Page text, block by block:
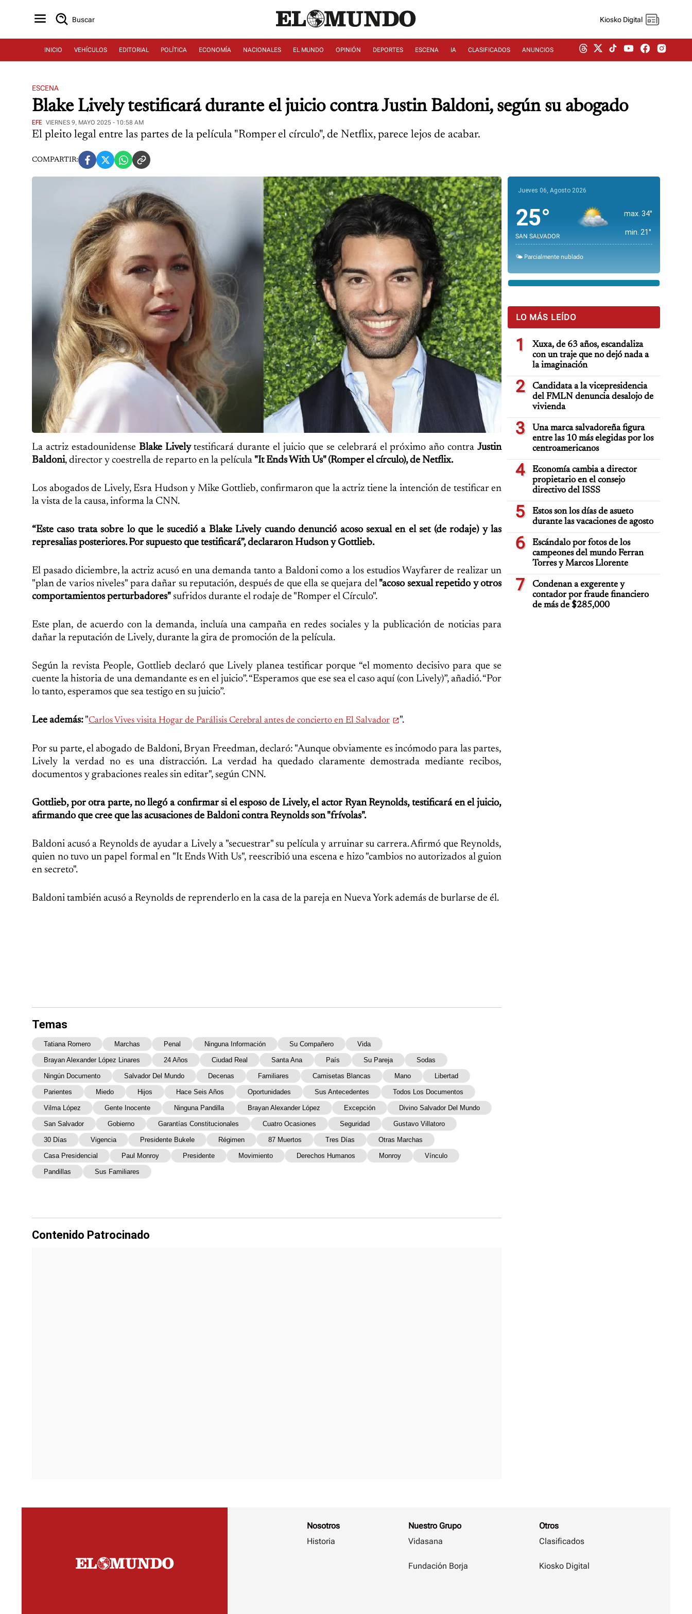
Buscar Kiosko Digital
INICIO VEHÍCULOS EDITORIAL POLÍTICA ECONOMÍA NACIONALES EL MUNDO OPINIÓN DEPORTES ESCENA IA CLASIFICADOS ANUNCIOS
ESCENA
Blake Lively testificará durante el juicio contra Justin Baldoni, según su abogado
EFE VIERNES 9, MAYO 2025 - 10:58 AM
El pleito legal entre las partes de la película "Romper el círculo", de Netflix, parece lejos de acabar.
COMPARTIR:
La actriz estadounidense Blake Livelytestificará durante el juicio que se celebrará el próximo año contra Justin
Baldoni, director y coestrella de reparto en la película "It Ends With Us" (Romper el círculo), de Netflix.
Los abogados de Lively, Esra Hudson y Mike Gottlieb, confirmaron que la actriz tiene la intención de testificar en
la vista de la causa, informa la CNN.
“Este caso trata sobre lo que le sucedió a Blake Lively cuando denunció acoso sexual en el set (de rodaje) y las
represalias posteriores. Por supuesto que testificará”, declararon Hudson y Gottlieb.
El pasado diciembre, la actriz acusó en una demanda tanto a Baldoni como a los estudios Wayfarer de realizar un
"plan de varios niveles" para dañar su reputación, después de que ella se quejara del"acoso sexual repetido y otros
comportamientos perturbadores" sufridos durante el rodaje de "Romper el Círculo".
Este plan, de acuerdo con la demanda, incluía una campaña en redes sociales y la publicación de noticias para
dañar la reputación de Lively, durante la gira de promoción de la película.
Según la revista People, Gottlieb declaró que Lively planea testificar porque “el momento decisivo para que se
cuente la historia de una demandante es en el juicio”. “Esperamos que ese sea el caso aquí (con Lively)”, añadió. “Por
lo tanto, esperamos que sea testigo en su juicio”.
Lee además: "Carlos Vives visita Hogar de Parálisis Cerebral antes de concierto en El Salvador ".
Por su parte, el abogado de Baldoni, Bryan Freedman, declaró: "Aunque obviamente es incómodo para las partes,
Lively la verdad no es una distracción. La verdad ha quedado claramente demostrada mediante recibos,
documentos y grabaciones reales sin editar", según CNN.
Gottlieb, por otra parte, no llegó a confirmar si el esposo de Lively, el actor Ryan Reynolds, testificará en el juicio,
afirmando que cree que las acusaciones de Baldoni contra Reynolds son "frívolas".
Baldoni acusó a Reynolds de ayudar a Lively a "secuestrar" su película y arruinar su carrera. Afirmó que Reynolds,
quien no tuvo un papel formal en "It Ends With Us", reescribió una escena e hizo "cambios no autorizados al guion
en secreto".
Baldoni también acusó a Reynolds de reprenderlo en la casa de la pareja en Nueva York además de burlarse de él.
Temas
Tatiana Romero Marchas Penal Ninguna Información Su Compañero Vida
Brayan Alexander López Linares 24 Años Ciudad Real Santa Ana País Su Pareja Sodas
Ningún Documento Salvador Del Mundo Decenas Familiares Camisetas Blancas Mano Libertad
Parientes Miedo Hijos Hace Seis Años Oportunidades Sus Antecedentes Todos Los Documentos
Vilma López Gente Inocente Ninguna Pandilla Brayan Alexander López Excepción Divino Salvador Del Mundo
San Salvador Gobierno Garantías Constitucionales Cuatro Ocasiones Seguridad Gustavo Villatoro
30 Días Vigencia Presidente Bukele Régimen 87 Muertos Tres Días Otras Marchas
Casa Presidencial Paul Monroy Presidente Movimiento Derechos Humanos Monroy Vínculo
Pandillas Sus Familiares
Contenido Patrocinado
Jueves 06, Agosto 2026
25°
SAN SALVADOR
max. 34°
min. 21°
🌤️ Parcialmente nublado
LO MÁS LEÍDO
1
Xuxa, de 63 años, escandaliza
con un traje que no dejó nada a
la imaginación
2
Candidata a la vicepresidencia
del FMLN denuncia desalojo de
vivienda
3
Una marca salvadoreña figura
entre las 10 más elegidas por los
centroamericanos
4
Economía cambia a director
propietario en el consejo
directivo del ISSS
5
Estos son los días de asueto
durante las vacaciones de agosto
6
Escándalo por fotos de los
campeones del mundo Ferran
Torres y Marcos Llorente
7
Condenan a exgerente y
contador por fraude financiero
de más de $285,000
Nosotros
Historia
Nuestro Grupo
Vidasana
Fundación Borja
Otros
Clasificados
Kiosko Digital